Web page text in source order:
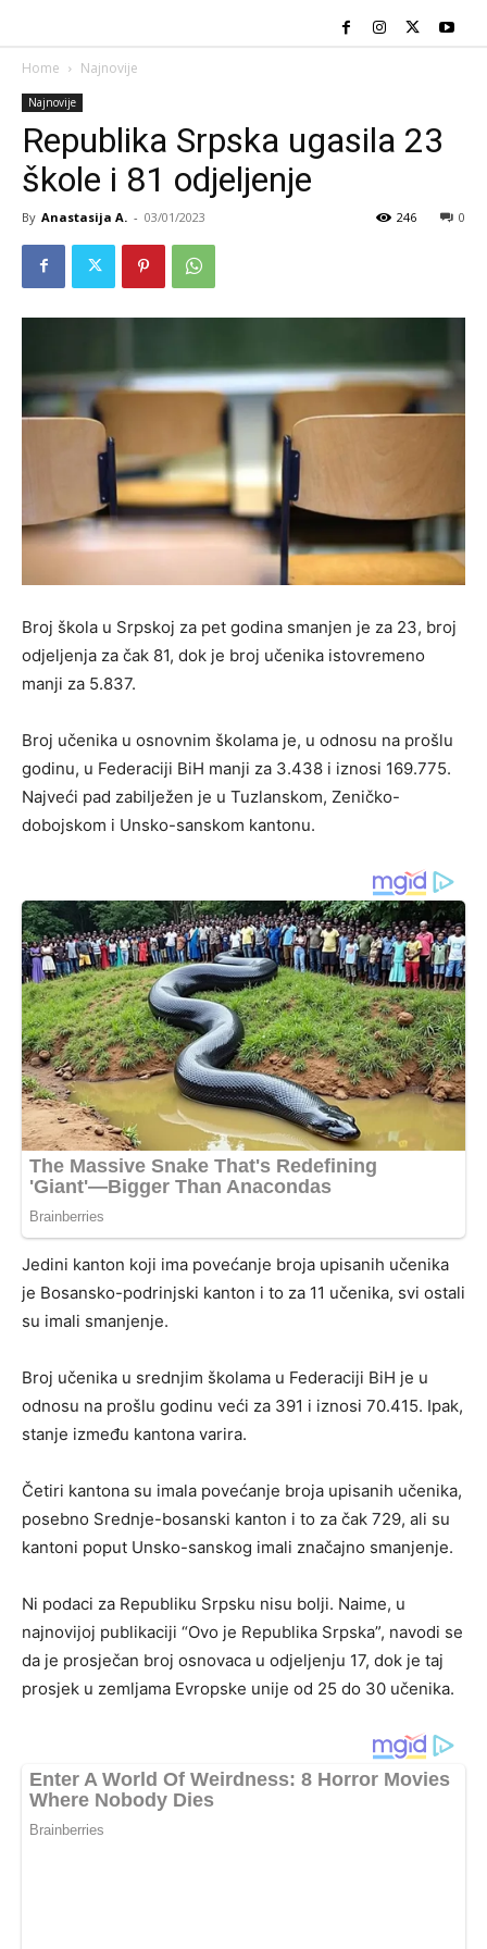
Home Najnovije
Najnovije
Republika Srpska ugasila 23
škole i 81 odjeljenje
By Anastasija A. - 03/01/2023 0
246
Broj škola u Srpskoj za pet godina smanjen je za 23, broj
odjeljenja za čak 81, dok je broj učenika istovremeno
manji za 5.837.
Broj učenika u osnovnim školama je, u odnosu na prošlu
godinu, u Federaciji BiH manji za 3.438 i iznosi 169.775.
Najveći pad zabilježen je u Tuzlanskom, Zeničko-
dobojskom i Unsko-sanskom kantonu.
Jedini kanton koji ima povećanje broja upisanih učenika
je Bosansko-podrinjski kanton i to za 11 učenika, svi ostali
su imali smanjenje.
Broj učenika u srednjim školama u Federaciji BiH je u
odnosu na prošlu godinu veći za 391 i iznosi 70.415. Ipak,
stanje između kantona varira.
Četiri kantona su imala povećanje broja upisanih učenika,
posebno Srednje-bosanski kanton i to za čak 729, ali su
kantoni poput Unsko-sanskog imali značajno smanjenje.
Ni podaci za Republiku Srpsku nisu bolji. Naime, u
najnovijoj publikaciji “Ovo je Republika Srpska”, navodi se
da je prosječan broj osnovaca u odjeljenju 17, dok je taj
prosjek u zemljama Evropske unije od 25 do 30 učenika.